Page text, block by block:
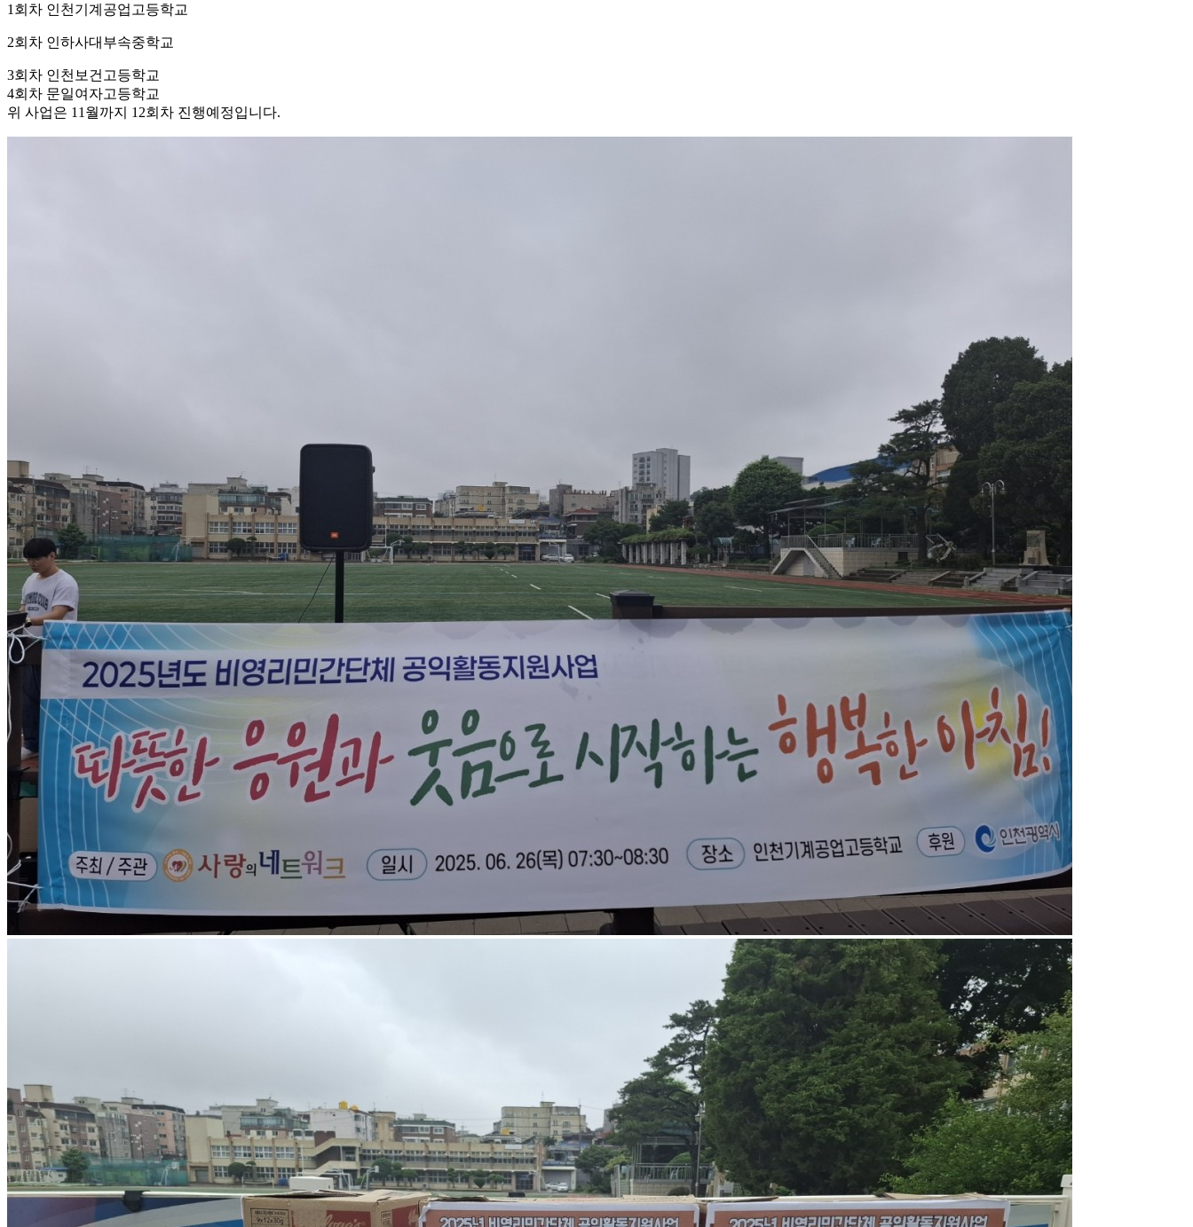
1회차 인천기계공업고등학교
2회차 인하사대부속중학교
3회차 인천보건고등학교
4회차 문일여자고등학교
위 사업은 11월까지 12회차 진행예정입니다.